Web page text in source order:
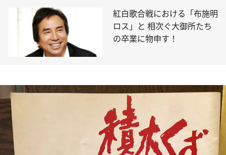
紅白歌合戦における「布施明
ロス」と 相次ぐ大御所たち
の卒業に物申す！